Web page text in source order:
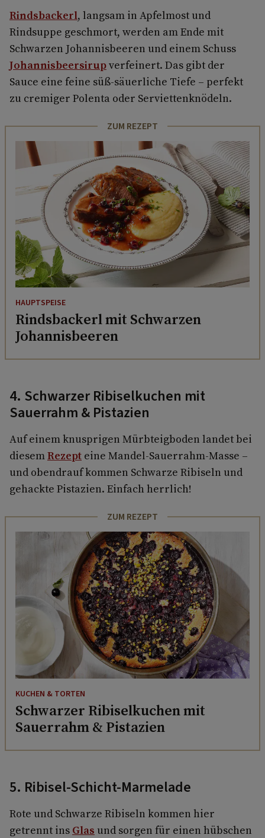
Rindsbackerl, langsam in Apfelmost und
Rindsuppe geschmort, werden am Ende mit
Schwarzen Johannisbeeren und einem Schuss
Johannisbeersirupverfeinert. Das gibt der
Sauce eine feine süß-säuerliche Tiefe – perfekt
zu cremiger Polenta oder Serviettenknödeln.
ZUM REZEPT
HAUPTSPEISE
Rindsbackerl mit Schwarzen
Johannisbeeren
4. Schwarzer Ribiselkuchen mit
Sauerrahm & Pistazien
Auf einem knusprigen Mürbteigboden landet bei
diesemRezept eine Mandel-Sauerrahm-Masse –
und obendrauf kommen Schwarze Ribiseln und
gehackte Pistazien. Einfach herrlich!
ZUM REZEPT
KUCHEN & TORTEN
Schwarzer Ribiselkuchen mit
Sauerrahm & Pistazien
5. Ribisel-Schicht-Marmelade
Rote und Schwarze Ribiseln kommen hier
getrennt ins Glas und sorgen für einen hübschen